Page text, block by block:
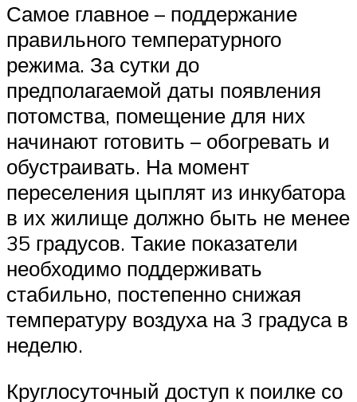
Самое главное – поддержание
правильного температурного
режима. За сутки до
предполагаемой даты появления
потомства, помещение для них
начинают готовить – обогревать и
обустраивать. На момент
переселения цыплят из инкубатора
в их жилище должно быть не менее
35 градусов. Такие показатели
необходимо поддерживать
стабильно, постепенно снижая
температуру воздуха на 3 градуса в
неделю.
Круглосуточный доступ к поилке со